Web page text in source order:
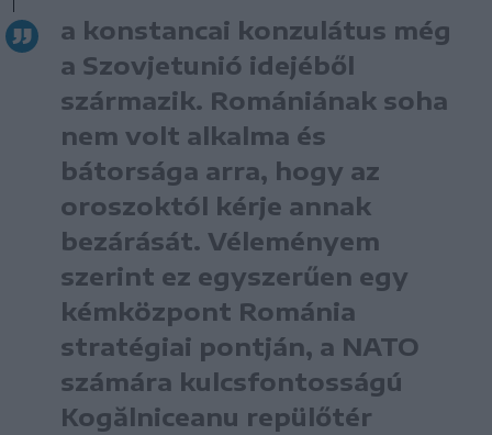
a konstancai konzulátus még
a Szovjetunió idejéből
származik. Romániának soha
nem volt alkalma és
bátorsága arra, hogy az
oroszoktól kérje annak
bezárását. Véleményem
szerint ez egyszerűen egy
kémközpont Románia
stratégiai pontján, a NATO
számára kulcsfontosságú
Kogălniceanu repülőtér